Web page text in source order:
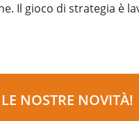
Il gioco di strategia è
NOSTRE NOVITÀ!